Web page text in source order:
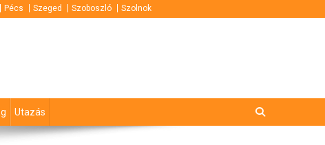
Pécs Szeged Szoboszló Szolnok
Utazás